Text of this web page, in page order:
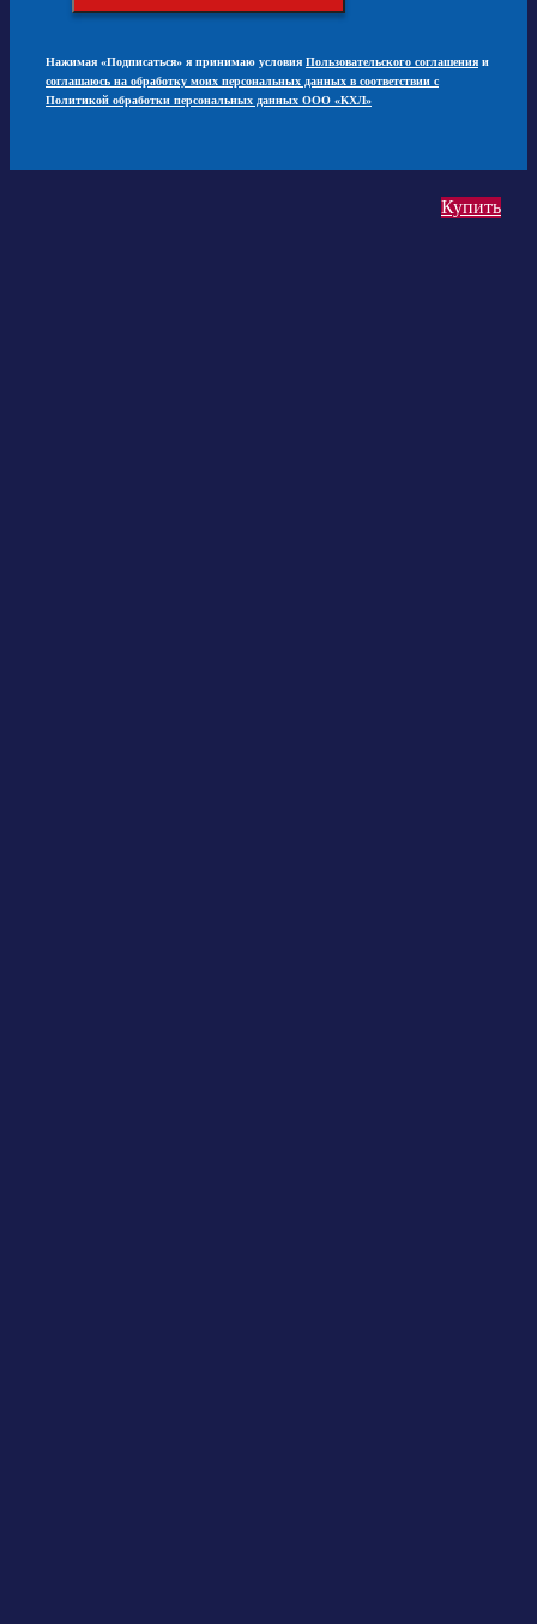
Купить
Нажимая «Подписаться» я принимаю условия Пользовательского соглашения и
соглашаюсь на обработку моих персональных данных в соответствии с
Политикой обработки персональных данных ООО «КХЛ»